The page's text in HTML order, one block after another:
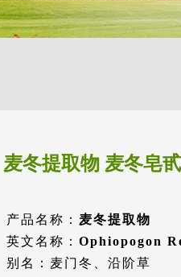
麦冬提取物 麦冬皂
产品名称： 麦冬提取物
英文名称： Ophiopogon
别名：麦门冬、沿阶草